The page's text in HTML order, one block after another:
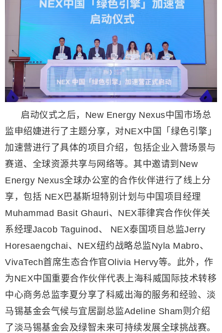
启动仪式之后，New Energy Nexus中国市场总
监申绍婕进行了主题分享，对NEX中国「绿色引擎」
加速营进行了具体的项目介绍，包括企业入营场景与
赛道、全球资源共享与网络等。其中邀请到New
Energy Nexus全球办公室的合作伙伴进行了线上分
享，包括 NEX巴基斯坦特别计划与中国项目经理
Muhammad Basit Ghauri、NEX菲律宾合作伙伴关
系经理Jacob Taguinod、 NEX泰国项目总监Jerry
Horesaengchai、NEX纽约战略总监Nyla Mabro、
VivaTech首席生态合作官Olivia Hervy等。此外，作
为NEX中国重要合作伙伴代表上海科威国际技术转移
中心商务总监李夏分享了科威出海的服务和经验、淡
马锡基金会气候与宜居副总监Adeline Sham则介绍
了淡马锡基金会及绿智未来可持续发展全球挑战赛。